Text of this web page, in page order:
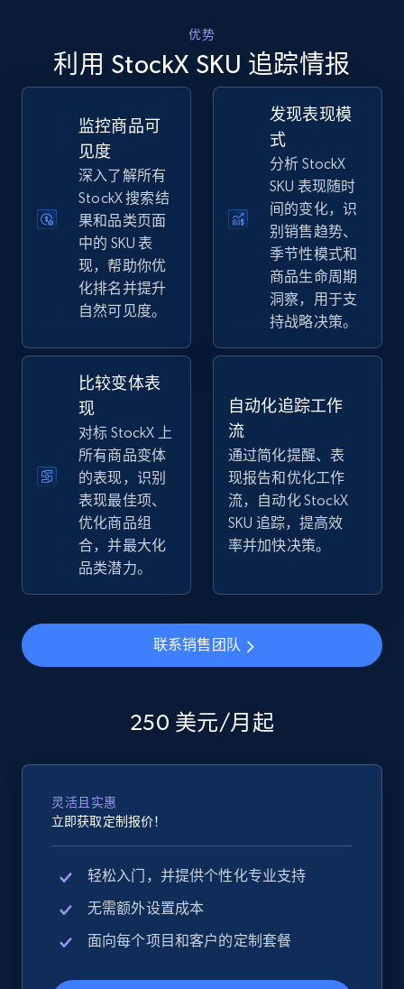
Seller id, URL, Seller name, Description, Detailed
info, Stars, Feedbacks, Return policy, and more.
立即开始
URL, Product id, Title, Seller name, Seller rating,
Seller reviews, Breadcrumbs, Root category, and
more.
2.5K+ 358+ 立即开始
eBay - Gather data on products using
specified keywords
URL, Product id, Title, Seller name, Seller rating,
Seller reviews, Breadcrumbs, Root category, and
more.
2.5K+ 358+ 立即开始
eBay - Collect products from shops on eBay
URL, Product id, Title, Seller name, Seller rating,
eBay - Collect records by category
Seller reviews, Breadcrumbs, Root category, and
2.5K+ 358+ 立即开始
优势
利用 StockX SKU 追踪情报
监控商品可
见度
深入了解所有
StockX 搜索结
果和品类页面
中的 SKU 表
现，帮助你优
化排名并提升
自然可见度。
发现表现模
式
分析 StockX
SKU 表现随时
间的变化，识
别销售趋势、
季节性模式和
商品生命周期
洞察，用于支
持战略决策。
比较变体表
现
对标 StockX 上
所有商品变体
的表现，识别
表现最佳项、
优化商品组
合，并最大化
品类潜力。
自动化追踪工作
流
通过简化提醒、表
现报告和优化工作
流，自动化 StockX
SKU 追踪，提高效
率并加快决策。
联系销售团队
250 美元/月起
灵活且实惠
立即获取定制报价！
轻松入门，并提供个性化专业支持
无需额外设置成本
面向每个项目和客户的定制套餐